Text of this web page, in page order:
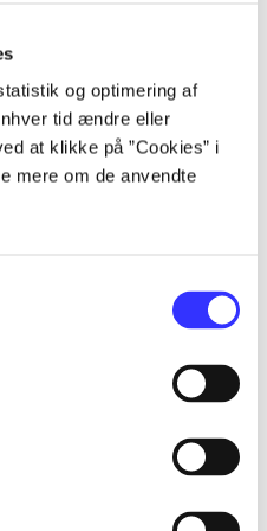
og optimering af
tid ændre eller
at klikke på ”Cookies” i
mere om de anvendte
dolor sit amet ...
dolor sit amet ...
dolor sit amet ...
dolor sit amet ...
dolor sit amet ...
dolor sit amet ...
dolor sit amet ...
dolor sit amet ...